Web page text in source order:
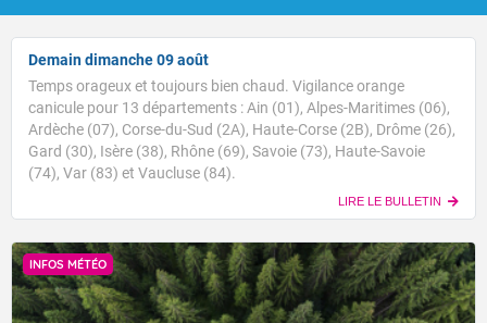
Demain dimanche 09 août
Temps orageux et toujours bien chaud. Vigilance orange
canicule pour 13 départements : Ain (01), Alpes-Maritimes (06),
Ardèche (07), Corse-du-Sud (2A), Haute-Corse (2B), Drôme (26),
Gard (30), Isère (38), Rhône (69), Savoie (73), Haute-Savoie
(74), Var (83) et Vaucluse (84).
LIRE LE BULLETIN
INFOS MÉTÉO